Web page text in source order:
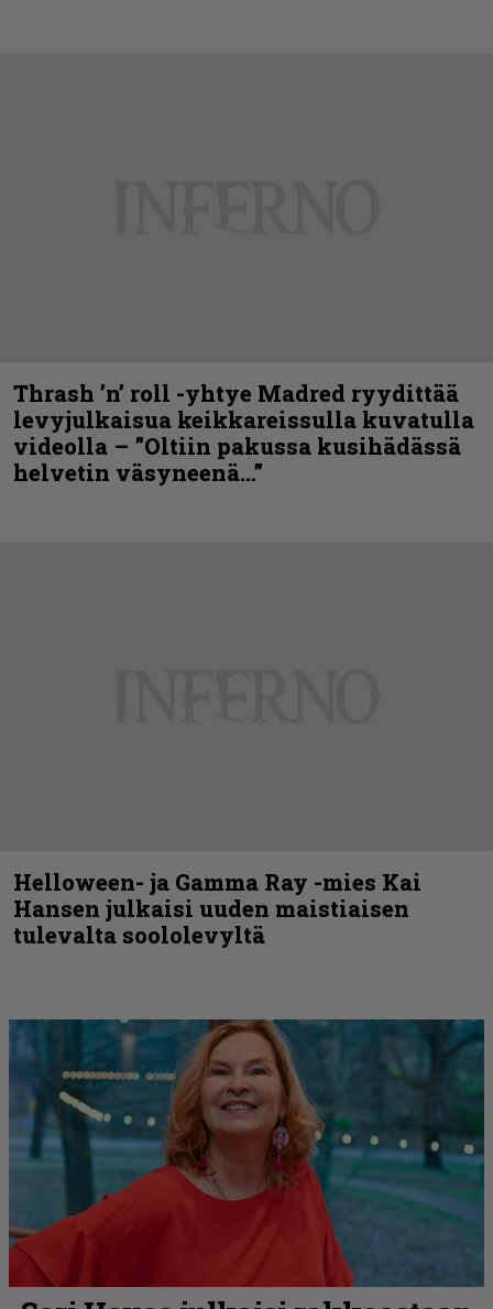
Thrash ’n’ roll -yhtye Madred ryydittää
levyjulkaisua keikkareissulla kuvatulla
videolla – ”Oltiin pakussa kusihädässä
helvetin väsyneenä…”
Helloween- ja Gamma Ray -mies Kai
Hansen julkaisi uuden maistiaisen
tulevalta soololevyltä